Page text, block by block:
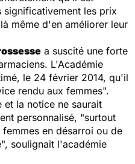
les prix
même d'en améliorer leur
a suscité une forte
L'Académie
le 24 février 2014, qu'il
rendu aux femmes".
la notice ne saurait
personnalisé, "surtout
en désarroi ou de
soulignait l'académie